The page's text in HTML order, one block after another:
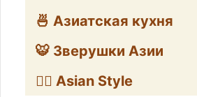
🍜 Азиатская кухня
🐯 Зверушки Азии
🧛‍♂️ Asian Style